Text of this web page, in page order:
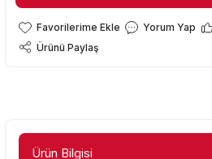
Sepete Ekle
Yorum Yap
Ürünü Paylaş
Ürün Bilgisi